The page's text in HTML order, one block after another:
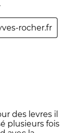
rocher.fr
des levres il
plusieurs fois